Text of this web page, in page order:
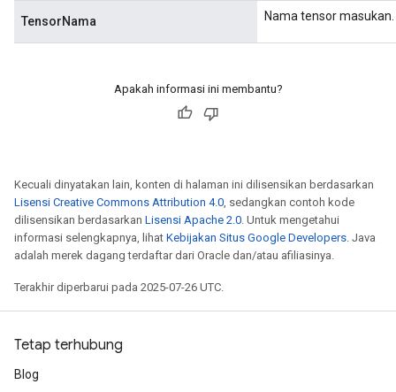
TensorNama Nama tensor masukan.
Apakah informasi ini membantu?
Kecuali dinyatakan lain, konten di halaman ini dilisensikan berdasarkan
Lisensi Creative Commons Attribution 4.0, sedangkan contoh kode
dilisensikan berdasarkan Lisensi Apache 2.0. Untuk mengetahui
informasi selengkapnya, lihat Kebijakan Situs Google Developers. Java
adalah merek dagang terdaftar dari Oracle dan/atau afiliasinya.
Terakhir diperbarui pada 2025-07-26 UTC.
Tetap terhubung
Blog